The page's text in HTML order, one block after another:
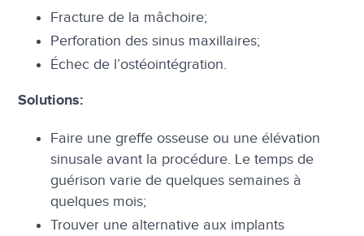
Fracture de la mâchoire;
Perforation des sinus maxillaires;
Échec de l’ostéointégration.
Solutions:
Faire une greffe osseuse ou une élévation
sinusale avant la procédure. Le temps de
guérison varie de quelques semaines à
quelques mois;
Trouver une alternative aux implants